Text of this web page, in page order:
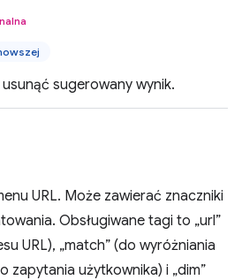
sugerowany wynik.
URL. Może zawierać znaczniki
Obsługiwane tagi to „url”
URL), „match” (do wyróżniania
zapytania użytkownika) i „dim”